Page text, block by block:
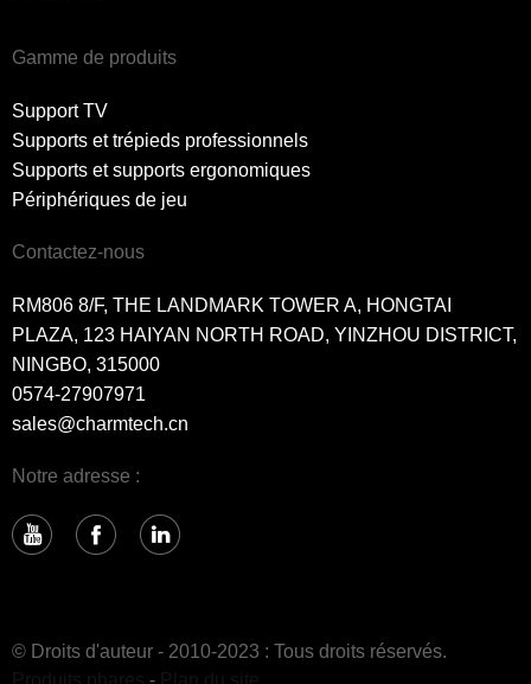
Gamme de produits
Support TV
Supports et trépieds professionnels
Supports et supports ergonomiques
Périphériques de jeu
Contactez-nous
RM806 8/F, THE LANDMARK TOWER A, HONGTAI
PLAZA, 123 HAIYAN NORTH ROAD, YINZHOU DISTRICT,
NINGBO, 315000
0574-27907971
sales@charmtech.cn
Notre adresse :
© Droits d'auteur - 2010-2023 : Tous droits réservés.